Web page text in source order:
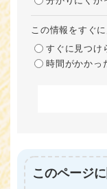
この情報をすぐ
すぐに見つけ
時間がかかっ
このページ